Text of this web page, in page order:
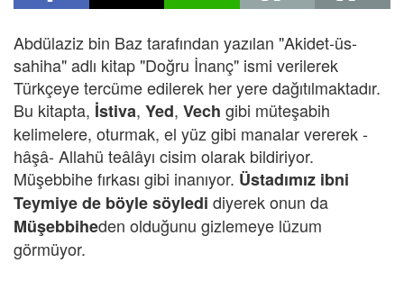
Abdülaziz bin Baz tarafından yazılan "Akidet-üs-
sahiha" adlı kitap "Doğru İnanç" ismi verilerek
Türkçeye tercüme edilerek her yere dağıtılmaktadır.
Bu kitapta, İstiva, Yed, Vech gibi müteşabih
kelimelere, oturmak, el yüz gibi manalar vererek -
hâşâ- Allahü teâlâyı cisim olarak bildiriyor.
Müşebbihe fırkası gibi inanıyor. Üstadımız ibni
Teymiye de böyle söyledi diyerek onun da
Müşebbiheden olduğunu gizlemeye lüzum
görmüyor.